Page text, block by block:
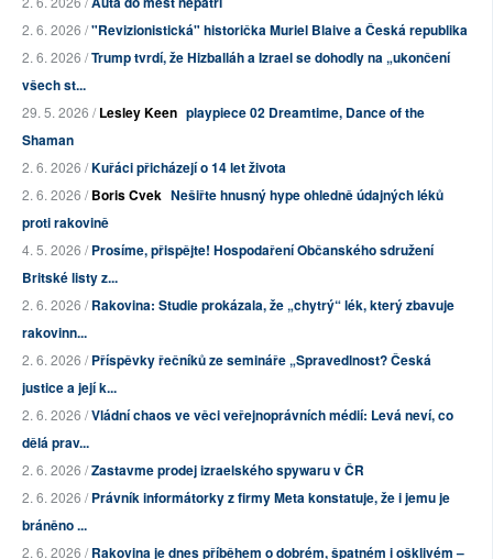
2. 6. 2026 /"Revizionistická" historička Muriel Blaive a Česká republika
2. 6. 2026 /Trump tvrdí, že Hizballáh a Izrael se dohodly na „ukončení
všech st...
29. 5. 2026 /Lesley Keen playpiece 02 Dreamtime, Dance of the
Shaman
2. 6. 2026 /Kuřáci přicházejí o 14 let života
2. 6. 2026 /Boris Cvek Nešiřte hnusný hype ohledně údajných léků
proti rakovině
4. 5. 2026 /Prosíme, přispějte! Hospodaření Občanského sdružení
Britské listy z...
2. 6. 2026 /Rakovina: Studie prokázala, že „chytrý“ lék, který zbavuje
rakovinn...
2. 6. 2026 /Příspěvky řečníků ze semináře „Spravedlnost? Česká
justice a její k...
2. 6. 2026 /Vládní chaos ve věci veřejnoprávních médií: Levá neví, co
dělá prav...
2. 6. 2026 /Zastavme prodej izraelského spywaru v ČR
2. 6. 2026 /Právník informátorky z firmy Meta konstatuje, že i jemu je
bráněno ...
2. 6. 2026 /Rakovina je dnes příběhem o dobrém, špatném i ošklivém –